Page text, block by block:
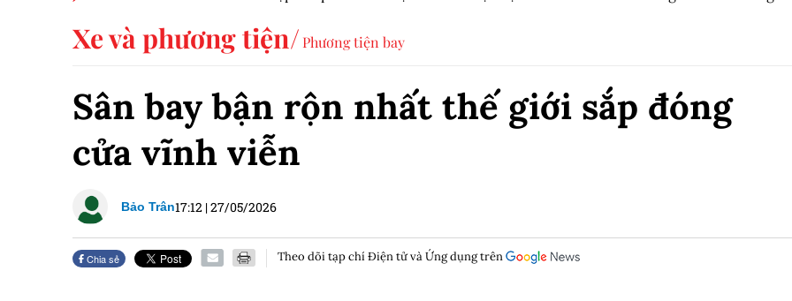
Xe và phương tiện Phương tiện bay
Sân bay bận rộn nhất thế giới sắp đóng
cửa vĩnh viễn
Bảo Trân17:12 |27/05/2026
Chia sẻ Theo dõi tạp chí Điện tử và Ứng dụng trên